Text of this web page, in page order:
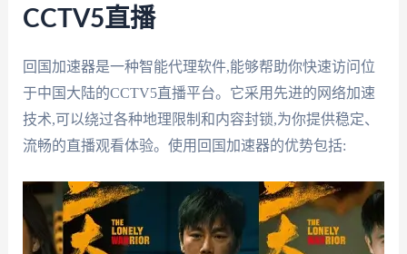
CCTV5直播
回国加速器是一种智能代理软件,能够帮助你快速访问位
于中国大陆的CCTV5直播平台。它采用先进的网络加速
技术,可以绕过各种地理限制和内容封锁,为你提供稳定、
流畅的直播观看体验。使用回国加速器的优势包括: